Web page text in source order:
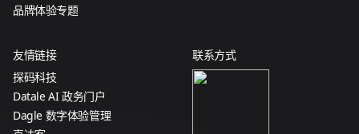
品牌体验专题
友情链接
探码科技
Datale AI 政务门户
Dagle 数字体验管理
联系方式